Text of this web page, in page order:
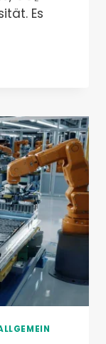
Es